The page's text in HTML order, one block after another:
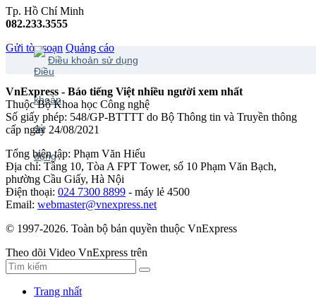
Tp. Hồ Chí Minh
082.233.3555
Gửi tòa soạn Quảng cáo
Điều khoản sử dụng
VnExpress - Báo tiếng Việt nhiều người xem nhất
Thuộc Bộ Khoa học Công nghệ
Số giấy phép: 548/GP-BTTTT do Bộ Thông tin và Truyền thông
cấp ngày 24/08/2021
Tổng biên tập: Phạm Văn Hiếu
Địa chỉ: Tầng 10, Tòa A FPT Tower, số 10 Phạm Văn Bạch,
phường Cầu Giấy, Hà Nội
Điện thoại: 024 7300 8899 - máy lẻ 4500
Email: webmaster@vnexpress.net
© 1997-2026. Toàn bộ bản quyền thuộc VnExpress
Theo dõi Video VnExpress trên
Trang nhất